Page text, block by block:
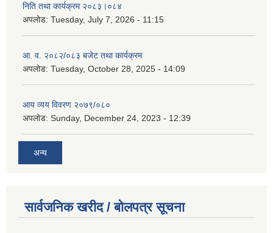
निति तथा कार्यक्रम २०८३।०८४
अपलोड: Tuesday, July 7, 2026 - 11:15
आ. व. २०८२/०८३ बजेट तथा कार्यक्रम
अपलोड: Tuesday, October 28, 2025 - 14:09
आय व्यय विवरण २०७९/०८०
अपलोड: Sunday, December 24, 2023 - 12:39
अन्य
सार्वजनिक खरीद / बोलपत्र सूचना